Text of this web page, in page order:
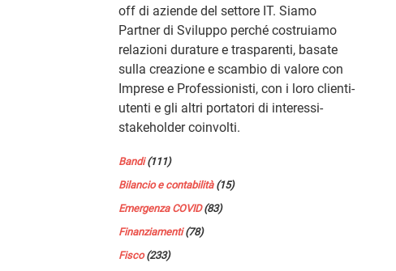
off di aziende del settore IT. Siamo
Partner di Sviluppo perché costruiamo
relazioni durature e trasparenti, basate
sulla creazione e scambio di valore con
Imprese e Professionisti, con i loro clienti-
utenti e gli altri portatori di interessi-
stakeholder coinvolti.
Bandi(111)
Bilancio e contabilità(15)
Emergenza COVID(83)
Finanziamenti(78)
Fisco(233)